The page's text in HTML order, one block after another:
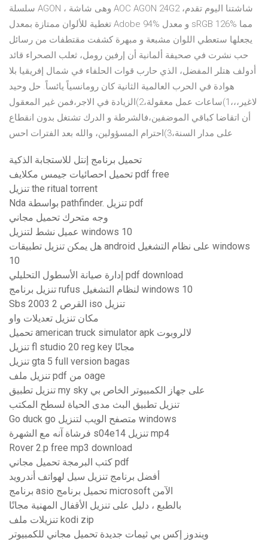
سلسلة AGON ، وهى شاشة AOC AGON 24G2 ،شاشتنا اليوم تقدم
تغطية للألوان ممتازة بمعدل Adobe 94% و معدل sRGB 126% مما
يجعلها ستعطي اللوان مشبعة و مبهرة كشفت مقتطفات من رسائل
حب نشرت في صحيفة ألمانية أن إرفين رومل، ثعلب الصحراء قائد
أدولف هتلر المفضل، الذي حارب قوات الحلفاء في شمال إفريقيا بلا
هوادة في الحرب العالمية الثانية كان رومانسياً يائساً. حل وحيد
لاغير،،،1)ساعات عمل معقولة،2)الزيادة في الاجر،فمن غير المعقول
أن اتقاضا كباقي الموضفين،فالشرطة و الدرك تشتغل بدون انقطاع
على مدار السنة،3)احترام المسؤولين، والله بعد الفترات احس
تحميل برنامج إنتل للاستجابة الذكية
تحميل احصائيات جيمس مكلايف pdf free
تنزيل the ritual torrent
Nda بواسطة pathfinder. تنزيل pdf
وجه متحرك تحميل مجاني
عميل نشط لتنزيل windows 10
هل يمكن تنزيل تطبيقات android على نظام التشغيل windows
10
إدارة صيانة الأسطول التحليلي pdf download
تنزيل برنامج rufus لنظام التشغيل windows 10
Sbs 2003 القرص 2 iso تنزيل
مكان تنزيل تعديلات واو
تحميل american truck simulator apk لالروبوت
تنزيل fl studio 20 reg key مجانًا
تنزيل gta 5 full version bagas
تنزيل ملف pdf من oage
تنزيل تطبيق my sky على جهاز الكمبيوتر الخاص بي
تنزيل تطبيق البث مدى الحياة لسطح المكتب
Go duck go متصفح الويب لتنزيل windows
فرشاة آنه مع الشهرة s04e14 تنزيل mp4
Rover 2.p free mp3 download
كتب البرمجة تحميل مجاني pdf
أفضل برنامج تنزيل سيل لهواتف أندرويد
برنامج asio تحميل برنامج microsoft الآمن
بالطبع ، دليل على تنزيل الأقفال المهنية مجانًا
تنزيلات ملف kodi zip
ويندوز إكس بي ثيمات جديدة تحميل مجاني للكمبيوتر